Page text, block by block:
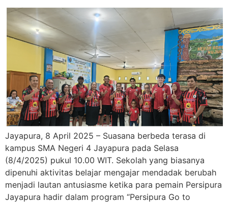
Jayapura, 8 April 2025 – Suasana berbeda terasa di
kampus SMA Negeri 4 Jayapura pada Selasa
(8/4/2025) pukul 10.00 WIT. Sekolah yang biasanya
dipenuhi aktivitas belajar mengajar mendadak berubah
menjadi lautan antusiasme ketika para pemain Persipura
Jayapura hadir dalam program “Persipura Go to